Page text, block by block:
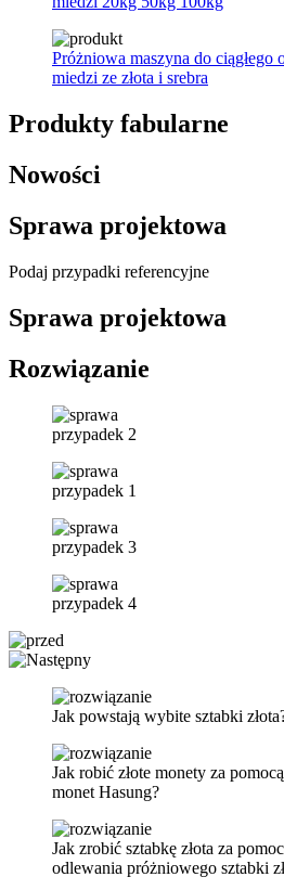
Próżniowa maszyna do ciągłego
miedzi ze złota i srebra
Produkty fabularne
Nowości
Sprawa projektowa
Podaj przypadki referencyjne
Sprawa projektowa
Rozwiązanie
przypadek 2
przypadek 1
przypadek 3
przypadek 4
Jak powstają wybite sztabki
Jak robić złote monety za
monet Hasung?
Jak zrobić sztabkę złota za
odlewania próżniowego sztabki